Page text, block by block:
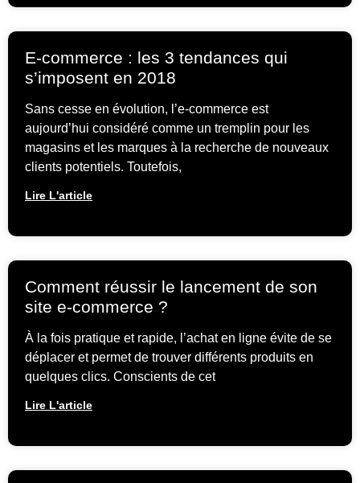
E-commerce : les 3 tendances qui
s’imposent en 2018
Sans cesse en évolution, l’e-commerce est
aujourd’hui considéré comme un tremplin pour les
magasins et les marques à la recherche de nouveaux
clients potentiels. Toutefois,
Lire L'article
Comment réussir le lancement de son
site e-commerce ?
À la fois pratique et rapide, l’achat en ligne évite de se
déplacer et permet de trouver différents produits en
quelques clics. Conscients de cet
Lire L'article